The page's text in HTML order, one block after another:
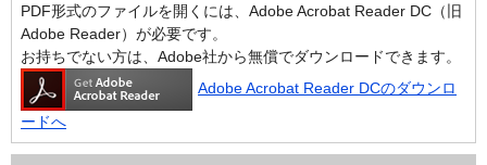
PDF形式のファイルを開くには、Adobe Acrobat Reader DC（旧
Adobe Reader）が必要です。
お持ちでない方は、Adobe社から無償でダウンロードできます。
Adobe Acrobat Reader DCのダウンロ
ードへ